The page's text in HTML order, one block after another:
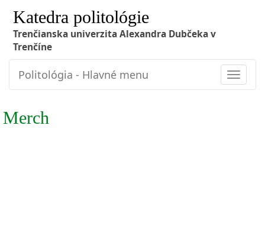
Katedra politológie
Trenčianska univerzita Alexandra Dubčeka v
Trenčíne
Toggle
Politológia - Hlavné menu
Merch